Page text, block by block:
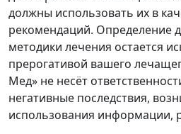
должны использовать их в
рекомендаций. Определение
методики лечения остается
прерогативой вашего
Мед» не несёт
негативные последствия,
использования информации,